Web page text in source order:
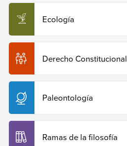
Ecología
Derecho Constitucional
Paleontología
Ramas de la filosofía